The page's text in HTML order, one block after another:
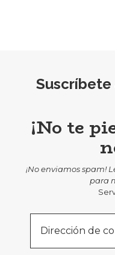
¡No te
¡No enviamos spam!
para